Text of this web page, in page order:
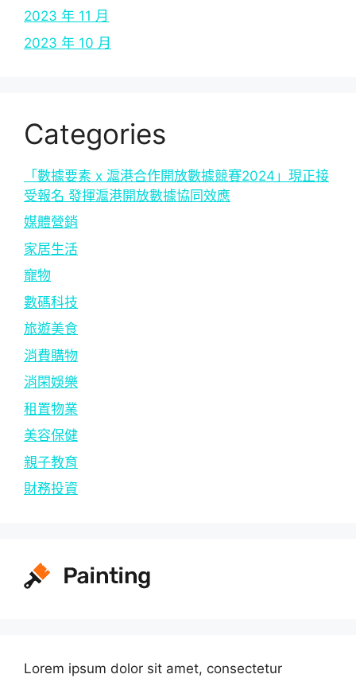
2023 年 11 月
2023 年 10 月
Categories
「數據要素 x 滬港合作開放數據競賽2024」現正接
受報名 發揮滬港開放數據協同效應
媒體營銷
家居生活
寵物
數碼科技
旅遊美食
消費購物
消閑娛樂
租置物業
美容保健
親子教育
財務投資
Lorem ipsum dolor sit amet, consectetur